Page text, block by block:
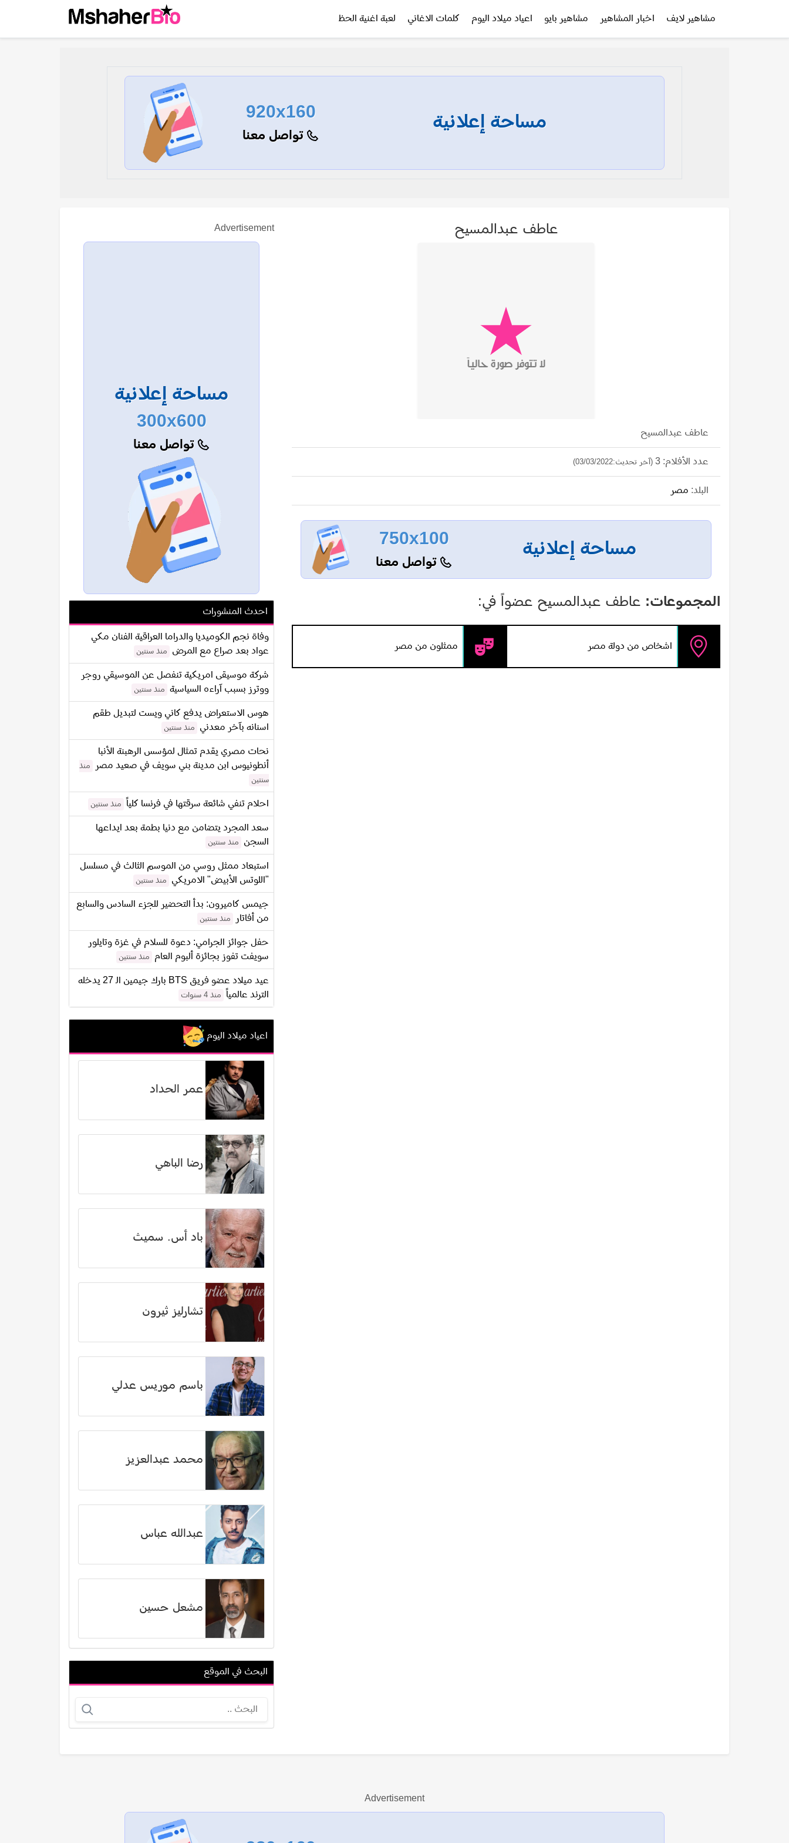
مشاهير لايف اخبار المشاهير مشاهير بايو اعياد ميلاد اليوم كلمات الاغاني لعبة اغنية الحظ
مساحة إعلانية
920x160
تواصل معنا
عاطف عبدالمسيح
عاطف عبدالمسيح
عدد الأفلام: 3 (آخر تحديث:03/03/2022)
البلد: مصر
مساحة إعلانية
750x100
تواصل معنا
المجموعات: عاطف عبدالمسيح عضواً في:
اشخاص من دولة مصر ممثلون من مصر
Advertisement
مساحة إعلانية
300x600
تواصل معنا
احدث المنشورات
وفاة نجم الكوميديا والدراما العراقية الفنان مكي
عواد بعد صراع مع المرض
منذ سنتين
شركة موسيقى امريكية تنفصل عن الموسيقي روجر
ووترز بسبب آراءه السياسية
منذ سنتين
هوس الاستعراض يدفع كاني ويست لتبديل طقم
اسنانه بآخر معدني
منذ سنتين
نحات مصري يقدم تمثال لمؤسس الرهبنة الأنبا
أنطونيوس ابن مدينة بني سويف في صعيد مصر
منذ
سنتين
احلام تنفي شائعة سرقتها في فرنسا كلياً منذ سنتين
سعد المجرد يتضامن مع دنيا بطمة بعد ايداعها
السجن
منذ سنتين
استبعاد ممثل روسي من الموسم الثالث في مسلسل
"اللوتس الأبيض" الامريكي
منذ سنتين
جيمس كاميرون: بدأ التحضير للجزء السادس والسابع
من أفاتار
منذ سنتين
حفل جوائز الجرامي: دعوة للسلام في غزة وتايلور
سويفت تفوز بجائزة ألبوم العام
منذ سنتين
عيد ميلاد عضو فريق BTS بارك جيمين الـ 27 يدخله
الترند عالمياً
منذ 4 سنوات
اعياد ميلاد اليوم
عمر الحداد
رضا الباهي
باد أس. سميث
تشارليز ثيرون
باسم موريس عدلي
محمد عبدالعزيز
عبدالله عباس
مشعل حسين
عادل السماسيري
عرض الكل
البحث في الموقع
Advertisement